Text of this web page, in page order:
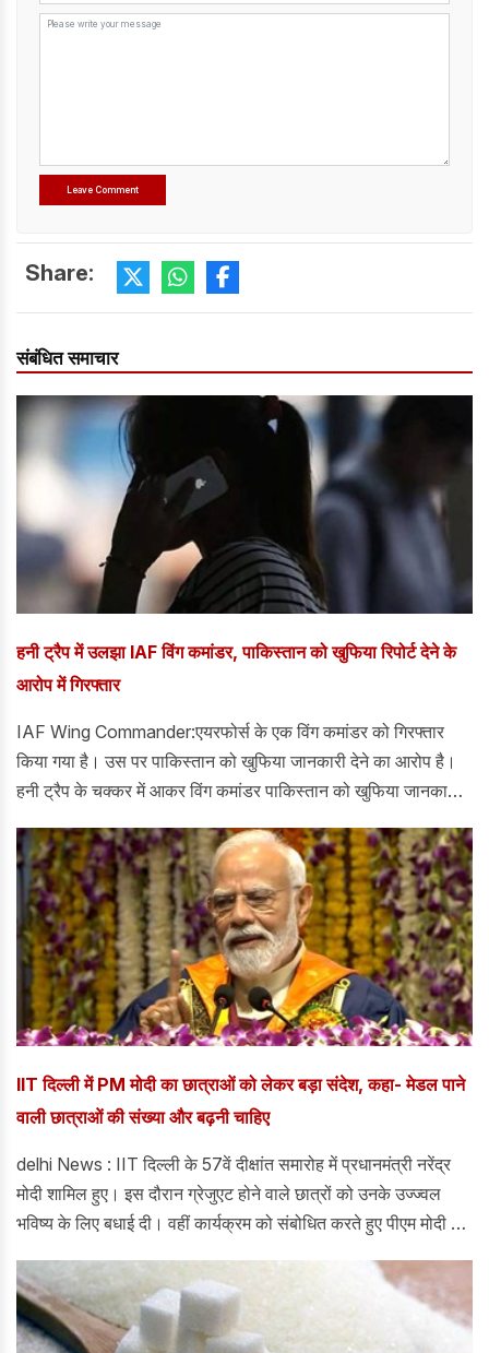
Share:
संबंधित समाचार
हनी ट्रैप में उलझा IAF विंग कमांडर, पाकिस्तान को खुफिया रिपोर्ट देने के
आरोप में गिरफ्तार
IAF Wing Commander:एयरफोर्स के एक विंग कमांडर को गिरफ्तार
किया गया है। उस पर पाकिस्तान को खुफिया जानकारी देने का आरोप है।
हनी ट्रैप के चक्कर में आकर विंग कमांडर पाकिस्तान को खुफिया जानकारी
में था और अब उसे कानून प्रवर्तन एजेंसियों को सौंप दिया गया है।
IIT दिल्ली में PM मोदी का छात्राओं को लेकर बड़ा संदेश, कहा- मेडल पाने
वाली छात्राओं की संख्या और बढ़नी चाहिए
delhi News : IIT दिल्ली के 57वें दीक्षांत समारोह में प्रधानमंत्री नरेंद्र
मोदी शामिल हुए। इस दौरान ग्रेजुएट होने वाले छात्रों को उनके उज्ज्वल
भविष्य के लिए बधाई दी। वहीं कार्यक्रम को संबोधित करते हुए पीएम मोदी ने
शिक्षकों और सपोर्ट स्टाफ का आभार जरूर जताएं, जिन्होंने उनकी सफलता में
अहम भूमिका निभाई। समारोह में प्रधानमंत्री ने मेधावी छात्रों को संस्थान के
प्रतिष्ठित सम्मान भी प्रदान किए, जिनमें प्रेसिडेंट्स गोल्ड मेडल, डायरेक्टर्स